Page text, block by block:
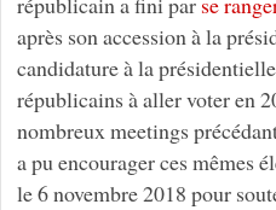
après son accession à la
candidature à la
républicains à aller voter en
nombreux meetings
a pu encourager ces mêmes
le 6 novembre 2018 pour